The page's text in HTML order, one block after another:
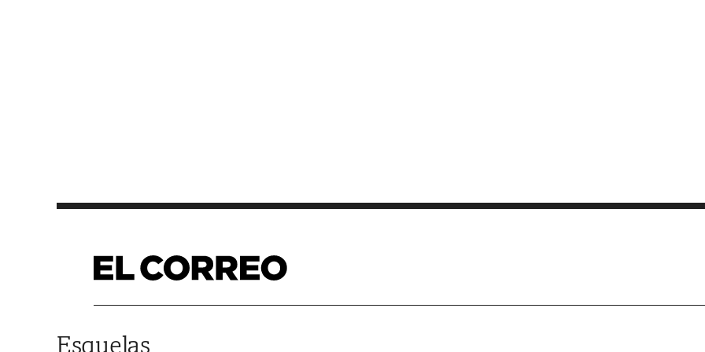
Esquelas